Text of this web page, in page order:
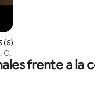
promedio: 5 de 5,
(6)
C.
frente a la